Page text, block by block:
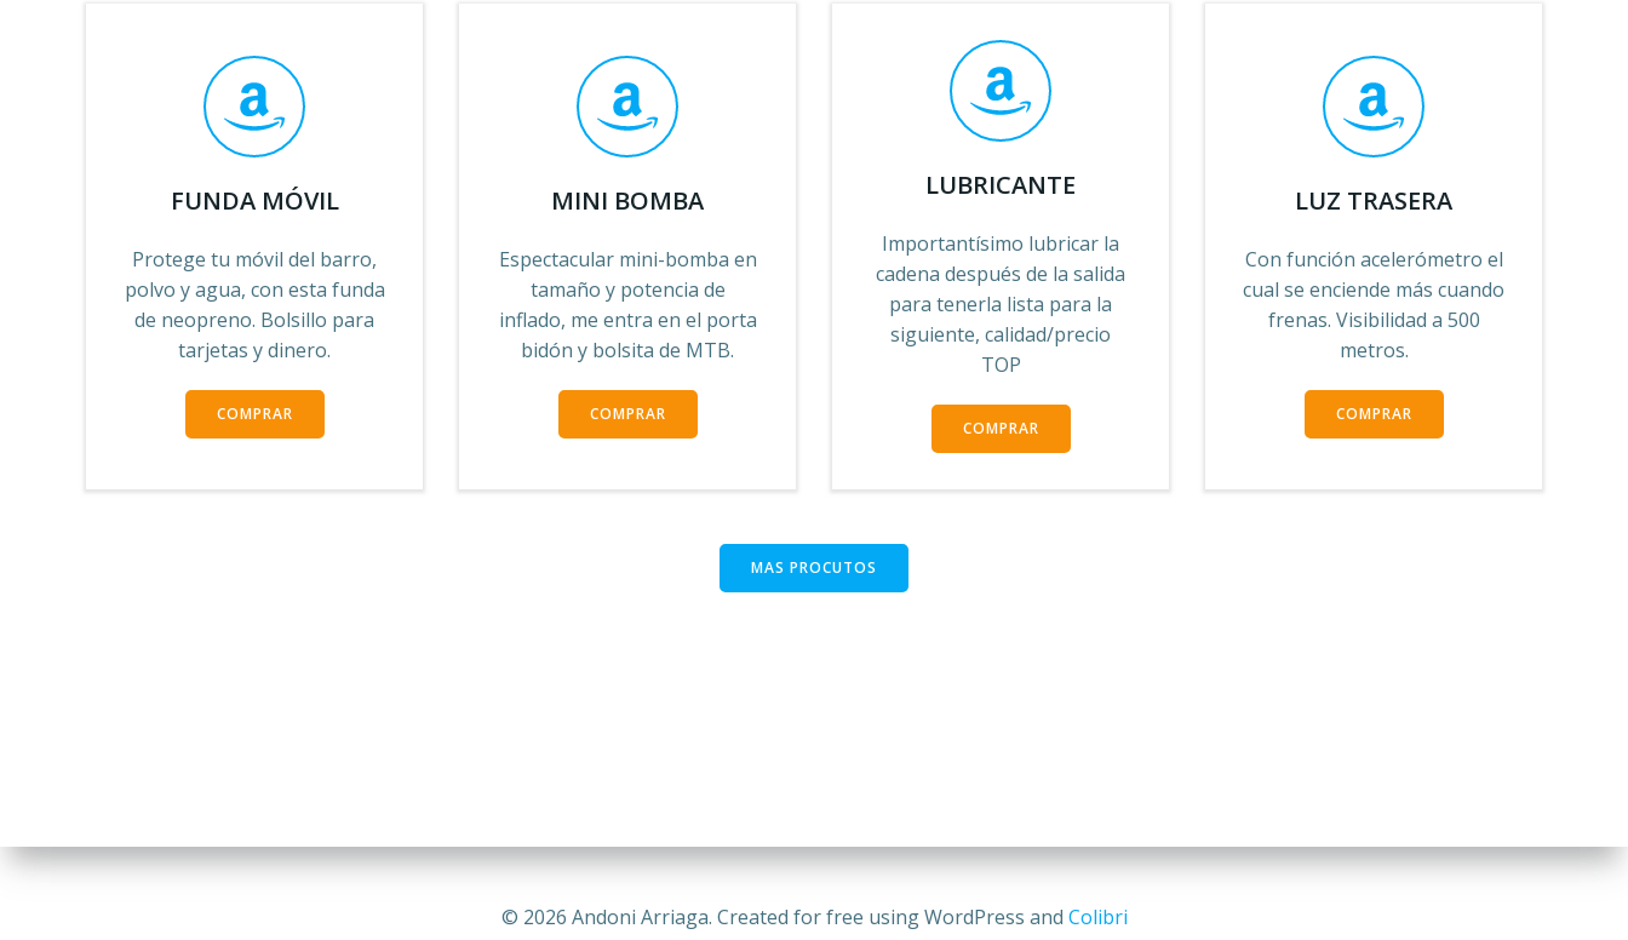
FUNDA MÓVIL
Protege tu móvil del barro,
polvo y agua, con esta funda
de neopreno. Bolsillo para
tarjetas y dinero.
COMPRAR
MINI BOMBA
Espectacular mini-bomba en
tamaño y potencia de
inflado, me entra en el porta
bidón y bolsita de MTB.
COMPRAR
LUBRICANTE
Importantísimo lubricar la
cadena después de la salida
para tenerla lista para la
siguiente, calidad/precio
TOP
COMPRAR
LUZ TRASERA
Con función acelerómetro el
cual se enciende más cuando
frenas. Visibilidad a 500
metros.
COMPRAR
MAS PROCUTOS
© 2026 Andoni Arriaga. Created for free using WordPress and Colibri